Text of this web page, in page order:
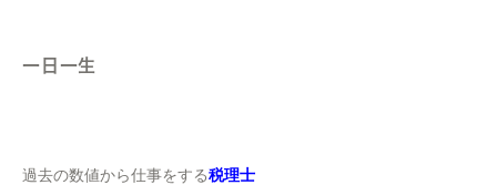
一日一生
過去の数値から仕事をする税理士